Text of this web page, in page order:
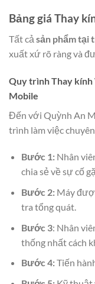
Bảng giá Thay
Tất cả sản phẩm tại
xuất xứ rõ ràng và
Quy trình Thay kính
Mobile
Đến với Quỳnh An
trình làm việc
Bước 1: Nhân
chia sẻ về sự cố
Bước 2:Máy
tra tổng quát.
Bước 3: Nhân
thống nhất cách
Bước 4:Tiến